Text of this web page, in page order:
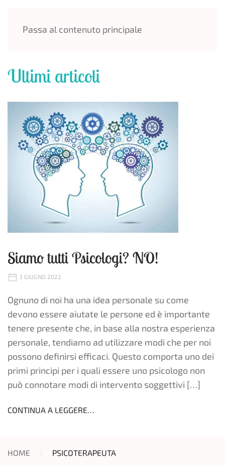
Passa al contenuto principale
Ultimi articoli
Siamo tutti Psicologi? NO!
3 GIUGNO 2022
Ognuno di noi ha una idea personale su come
devono essere aiutate le persone ed è importante
tenere presente che, in base alla nostra esperienza
personale, tendiamo ad utilizzare modi che per noi
possono definirsi efficaci. Questo comporta uno dei
primi principi per i quali essere uno psicologo non
può connotare modi di intervento soggettivi […]
CONTINUA A LEGGERE…
HOME PSICOTERAPEUTA